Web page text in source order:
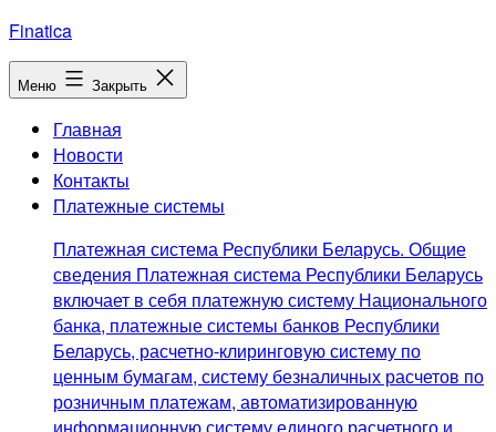
Перейти
к
содержимому
Finatica
Меню Закрыть
Главная
Новости
Контакты
Платежные системы
Платежная система Республики Беларусь. Общие
сведения Платежная система Республики Беларусь
включает в себя платежную систему Национального
банка, платежные системы банков Республики
Беларусь, расчетно-клиринговую систему по
ценным бумагам, систему безналичных расчетов по
розничным платежам, автоматизированную